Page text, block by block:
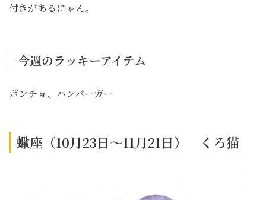
付きがあるにゃん。
今週のラッキーアイテム
ポンチョ、ハンバーガー
蠍座（10月23日～11月21日） くろ猫